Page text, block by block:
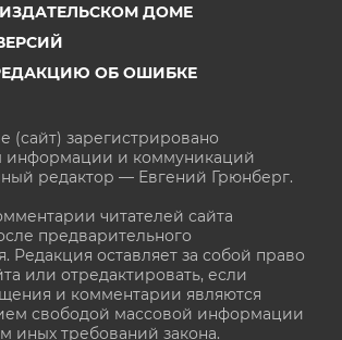
ДОМЕ
ОБ ОШИБКЕ
(сайт) зарегистрировано
информации и коммуникаций
редактор — Евгений Грюнберг.
читателей сайта
предварительного
Редакция оставляет за собой право
или отредактировать, если
и комментарии являются
свободой массовой информации
иных требований закона.